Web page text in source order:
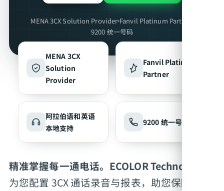
MENA 3CX Solution Provider Fanvil Platinum Partner
9200 统一号码
MENA 3CX
Solution
Provider
Fanvil Platinum
Partner
阿拉伯语和英语
本地支持
9200 统一号码
精准掌握每一通电话。 ECOLOR Technologies
为您配置 3CX 通话录音与报表，助您保障质